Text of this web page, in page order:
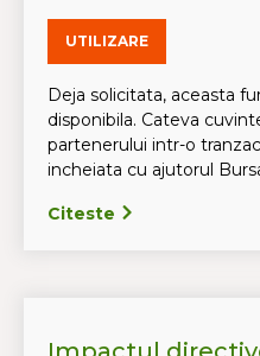
UTILIZARE
Deja solicitata, aceasta
disponibila. Cateva
partenerului intr-o
incheiata cu ajutorul
Citeste